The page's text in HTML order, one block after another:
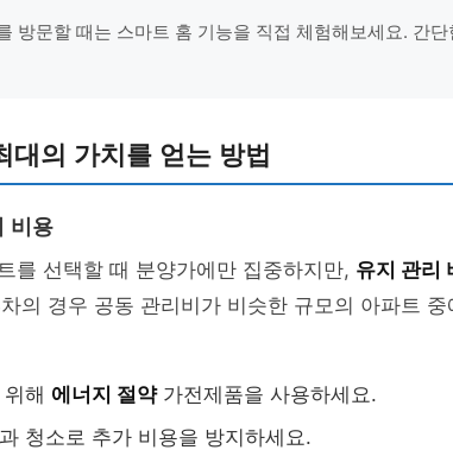
방문할 때는 스마트 홈 기능을 직접 체험해보세요. 간
대의 가치를 얻는 방법
비용
를 선택할 때 분양가에만 집중하지만, 유지 관리
의 경우 공동 관리비가 비슷한 규모의 아파트 중
해 에너지 절약가전제품을 사용하세요.
과 청소로 추가 비용을 방지하세요.